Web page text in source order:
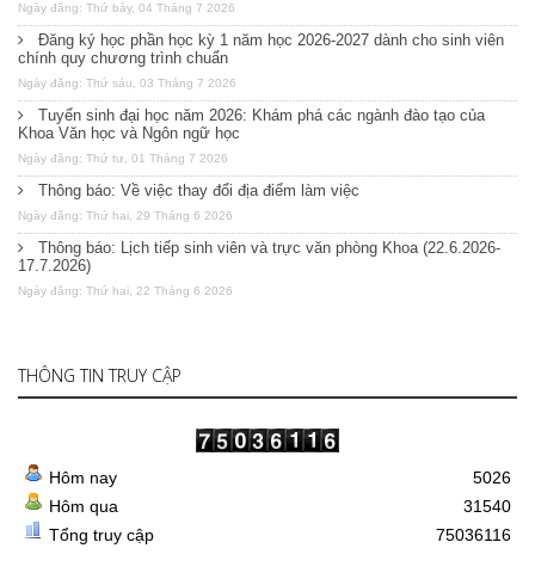
Ngày đăng: Thứ bảy, 04 Tháng 7 2026
Đăng ký học phần học kỳ 1 năm học 2026-2027 dành cho sinh viên
chính quy chương trình chuẩn
Ngày đăng: Thứ sáu, 03 Tháng 7 2026
Tuyển sinh đại học năm 2026: Khám phá các ngành đào tạo của
Khoa Văn học và Ngôn ngữ học
Ngày đăng: Thứ tư, 01 Tháng 7 2026
Thông báo: Về việc thay đổi địa điểm làm việc
Ngày đăng: Thứ hai, 29 Tháng 6 2026
Thông báo: Lịch tiếp sinh viên và trực văn phòng Khoa (22.6.2026-
17.7.2026)
Ngày đăng: Thứ hai, 22 Tháng 6 2026
THÔNG TIN TRUY CẬP
Hôm nay
Hôm qua
Tổng truy cập
5026
31540
75036116